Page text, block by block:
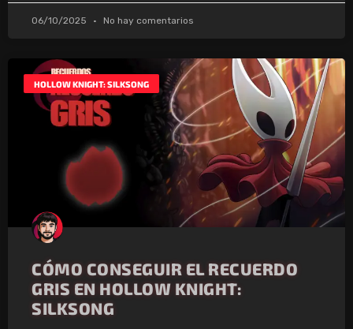
06/10/2025 No hay comentarios
HOLLOW KNIGHT: SILKSONG
CÓMO CONSEGUIR EL RECUERDO
GRIS EN HOLLOW KNIGHT:
SILKSONG